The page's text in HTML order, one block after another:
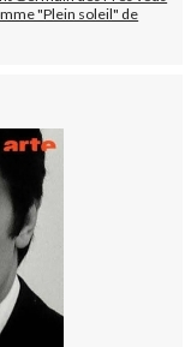
"Plein soleil" de